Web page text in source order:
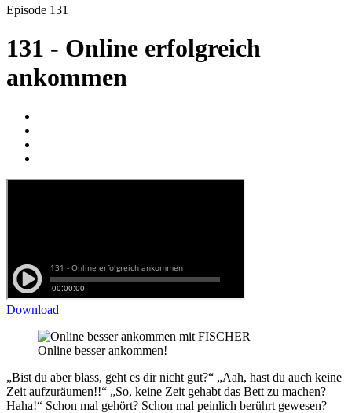
Episode 131
131 - Online erfolgreich
ankommen
Download
Online besser ankommen!
„Bist du aber blass, geht es dir nicht gut?“ „Aah, hast du auch keine
Zeit aufzuräumen!!“ „So, keine Zeit gehabt das Bett zu machen?
Haha!“ Schon mal gehört? Schon mal peinlich berührt gewesen?